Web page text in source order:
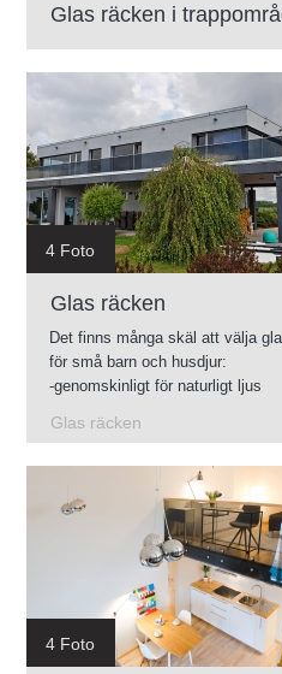
Glas räcken i
4 Foto
Glas räcken
Det finns många skäl att välja
för små barn och husdjur:
-genomskinligt för naturligt ljus
-Glas finns i olika färgnyanser
Glas räcken
4 Foto